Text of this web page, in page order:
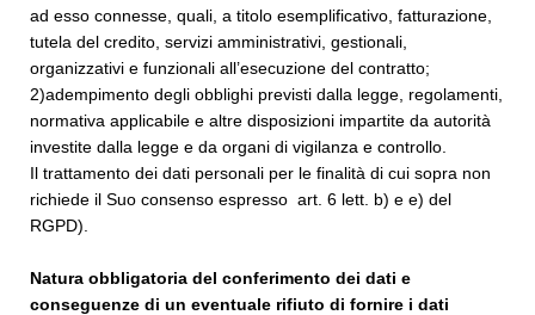
ad esso connesse, quali, a titolo esemplificativo, fatturazione,
tutela del credito, servizi amministrativi, gestionali,
organizzativi e funzionali all’esecuzione del contratto;
2)adempimento degli obblighi previsti dalla legge, regolamenti,
normativa applicabile e altre disposizioni impartite da autorità
investite dalla legge e da organi di vigilanza e controllo.
Il trattamento dei dati personali per le finalità di cui sopra non
richiede il Suo consenso espresso art. 6 lett. b) e e) del
RGPD).
Natura obbligatoria del conferimento dei dati e
conseguenze di un eventuale rifiuto di fornire i dati